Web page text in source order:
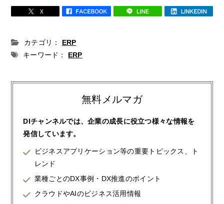
カテゴリ：
ERP
キーワード：
ERP
無料メルマガ
DIチャンネルでは、企業の成長に役立つ様々な情報を
発信しています。
ビジネスアプリケーション等の重要トピックス、ト
レンド
業種ごとのDX事例・DX推進のポイント
クラウドやAIのビジネス活用情報